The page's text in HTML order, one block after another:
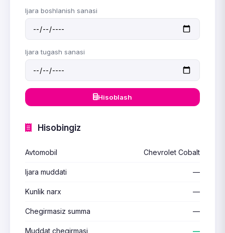
Ijara boshlanish sanasi
Ijara tugash sanasi
Hisoblash
Hisobingiz
Avtomobil Chevrolet Cobalt
Ijara muddati —
Kunlik narx —
Chegirmasiz summa —
Muddat chegirmasi —